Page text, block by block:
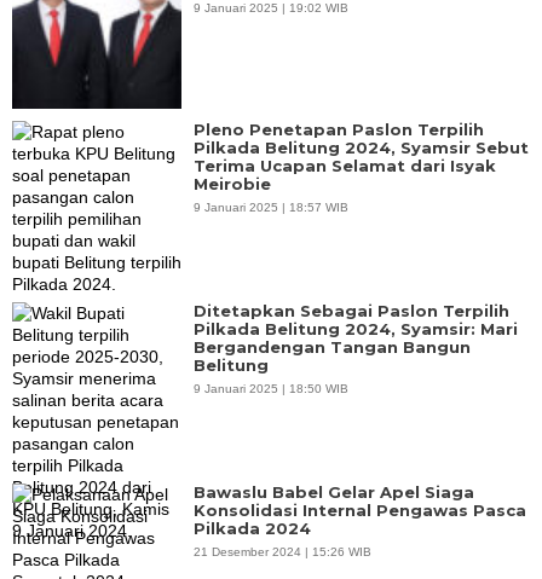
9 Januari 2025 | 19:02 WIB
Pleno Penetapan Paslon Terpilih
Pilkada Belitung 2024, Syamsir Sebut
Terima Ucapan Selamat dari Isyak
Meirobie
9 Januari 2025 | 18:57 WIB
Ditetapkan Sebagai Paslon Terpilih
Pilkada Belitung 2024, Syamsir: Mari
Bergandengan Tangan Bangun
Belitung
9 Januari 2025 | 18:50 WIB
Bawaslu Babel Gelar Apel Siaga
Konsolidasi Internal Pengawas Pasca
Pilkada 2024
21 Desember 2024 | 15:26 WIB